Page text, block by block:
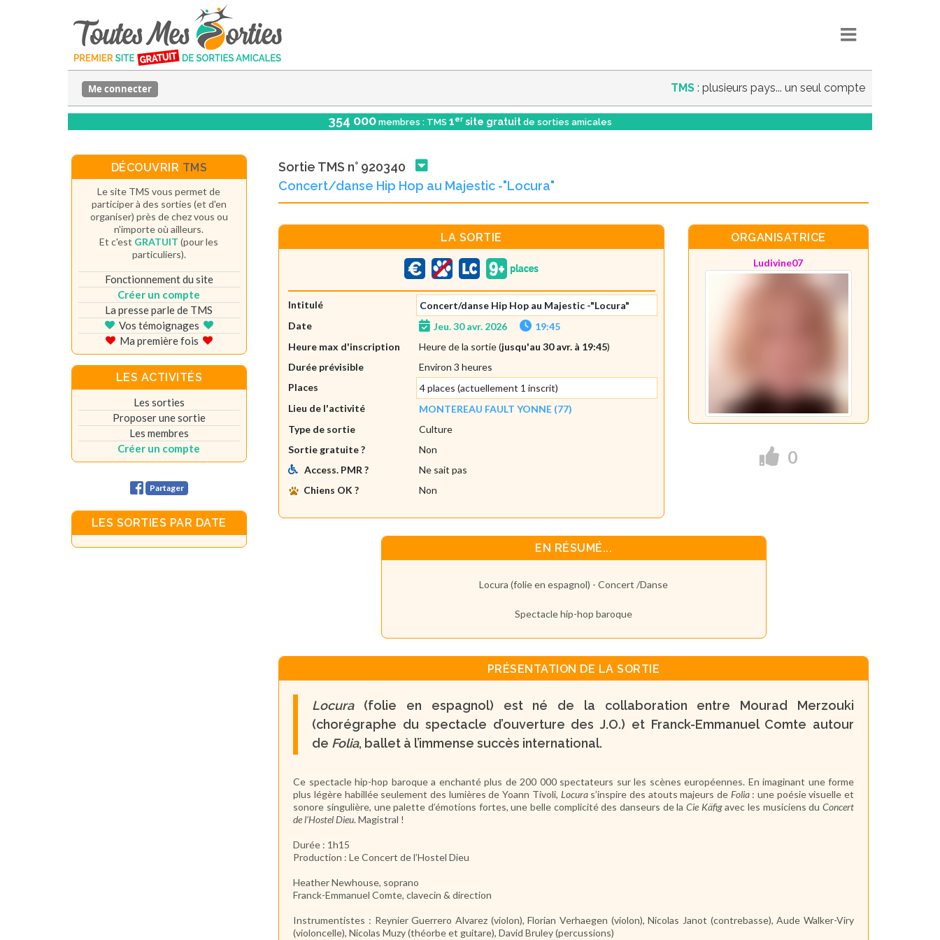
TMS : plusieurs pays... un seul compte
Me connecter
354 000 membres : TMS 1er site gratuit de sorties amicales
Sortie TMS n° 920340
Concert/danse Hip Hop au Majestic -"Locura"
LA SORTIE
Intitulé
Concert/danse Hip Hop au Majestic -"Locura"
Date
Jeu. 30 avr. 2026
19:45
Heure max d'inscription
Heure de la sortie (jusqu'au 30 avr. à 19:45)
Durée prévisible
Environ 3 heures
Places
4 places (actuellement 1 inscrit)
Lieu de l'activité
MONTEREAU FAULT YONNE (77)
Type de sortie
Culture
Sortie gratuite ?
Non
Access. PMR ?
Ne sait pas
Chiens OK ?
Non
ORGANISATRICE
Ludivine07
0
EN RÉSUMÉ...
Locura (folie en espagnol) - Concert /Danse
Spectacle hip-hop baroque
PRÉSENTATION DE LA SORTIE
Locura(folie en espagnol) est né de la collaboration entre Mourad Merzouki
(chorégraphe du spectacle d’ouverture des J.O.) et Franck-Emmanuel Comte autour
de Folia, ballet à l’immense succès international.
Ce spectacle hip-hop baroque a enchanté plus de 200 000 spectateurs sur les scènes européennes. En imaginant une forme
plus légère habillée seulement des lumières de Yoann Tivoli, Locuras’inspire des atouts majeurs de Folia: une poésie visuelle et
sonore singulière, une palette d’émotions fortes, une belle complicité des danseurs de laCie Käfigavec les musiciens duConcert
de l’Hostel Dieu. Magistral !
Durée : 1h15
Production : Le Concert de l’Hostel Dieu
Heather Newhouse, soprano
Franck-Emmanuel Comte, clavecin & direction
Instrumentistes : Reynier Guerrero Alvarez (violon), Florian Verhaegen (violon), Nicolas Janot (contrebasse), Aude Walker-Viry
(violoncelle), Nicolas Muzy (théorbe et guitare), David Bruley (percussions)
DÉCOUVRIR TMS
Le site TMS vous permet de
participer à des sorties (et d'en
organiser) près de chez vous ou
n'importe où ailleurs.
Et c'est GRATUIT (pour les
particuliers).
Fonctionnement du site
Créer un compte
La presse parle de TMS
Vos témoignages
Ma première fois
LES ACTIVITÉS
Les sorties
Proposer une sortie
Les membres
Créer un compte
Partager
LES SORTIES PAR DATE